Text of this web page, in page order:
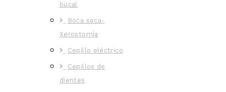
bucal
Boca seca-
Xerostomía
Cepillo eléctrico
Cepillos de
dientes